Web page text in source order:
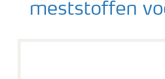
meststoffen